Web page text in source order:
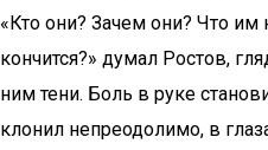
«Кто они? Зачем они? Что им
кончится?» думал Ростов,
ним тени. Боль в руке
клонил непреодолимо, в